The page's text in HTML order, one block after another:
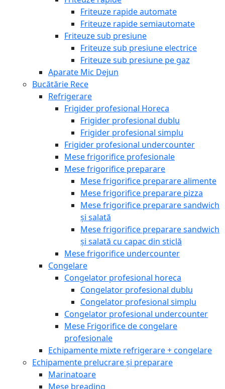
Friteuze rapide automate
Friteuze rapide semiautomate
Friteuze sub presiune
Friteuze sub presiune electrice
Friteuze sub presiune pe gaz
Aparate Mic Dejun
Bucătărie Rece
Refrigerare
Frigider profesional Horeca
Frigider profesional dublu
Frigider profesional simplu
Frigider profesional undercounter
Mese frigorifice profesionale
Mese frigorifice preparare
Mese frigorifice preparare alimente
Mese frigorifice preparare pizza
Mese frigorifice preparare sandwich
și salată
Mese frigorifice preparare sandwich
și salată cu capac din sticlă
Mese frigorifice undercounter
Congelare
Congelator profesional horeca
Congelator profesional dublu
Congelator profesional simplu
Congelator profesional undercounter
Mese Frigorifice de congelare
profesionale
Echipamente mixte refrigerare + congelare
Echipamente prelucrare și preparare
Marinatoare
Mese breading